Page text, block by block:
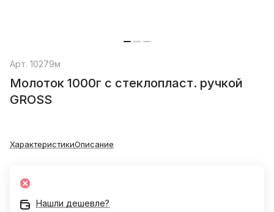
Арт. 10279м
Молоток 1000г с стеклопласт. ручкой
GROSS
ХарактеристикиОписание
Нашли дешевле?